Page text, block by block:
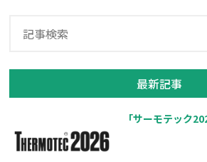
最新記事
「サーモテック